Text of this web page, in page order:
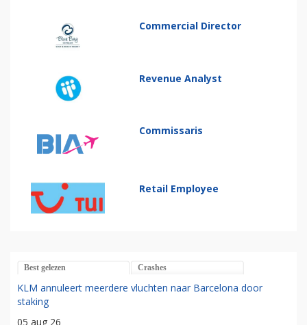
Commercial Director
Revenue Analyst
Commissaris
Retail Employee
Best gelezen Crashes
KLM annuleert meerdere vluchten naar Barcelona door
staking
05 aug 26